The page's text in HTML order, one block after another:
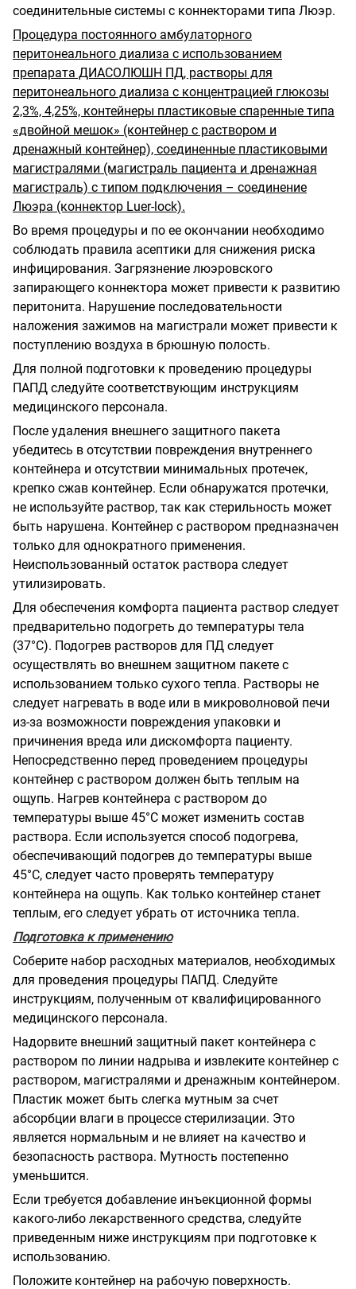
соединительные системы с коннекторами типа Люэр.
Процедура постоянного амбулаторного
перитонеального диализа с использованием
препарата ДИАСОЛЮШН ПД, растворы для
перитонеального диализа с концентрацией глюкозы
2,3%, 4,25%, контейнеры пластиковые спаренные типа
«двойной мешок» (контейнер с раствором и
дренажный контейнер), соединенные пластиковыми
магистралями (магистраль пациента и дренажная
магистраль) с типом подключения – соединение
Люэра (коннектор Luer-lock).
Во время процедуры и по ее окончании необходимо
соблюдать правила асептики для снижения риска
инфицирования. Загрязнение люэровского
запирающего коннектора может привести к развитию
перитонита. Нарушение последовательности
наложения зажимов на магистрали может привести к
поступлению воздуха в брюшную полость.
Для полной подготовки к проведению процедуры
ПАПД следуйте соответствующим инструкциям
медицинского персонала.
После удаления внешнего защитного пакета
убедитесь в отсутствии повреждения внутреннего
контейнера и отсутствии минимальных протечек,
крепко сжав контейнер. Если обнаружатся протечки,
не используйте раствор, так как стерильность может
быть нарушена. Контейнер с раствором предназначен
только для однократного применения.
Неиспользованный остаток раствора следует
утилизировать.
Для обеспечения комфорта пациента раствор следует
предварительно подогреть до температуры тела
(37°С). Подогрев растворов для ПД следует
осуществлять во внешнем защитном пакете с
использованием только сухого тепла. Растворы не
следует нагревать в воде или в микроволновой печи
из-за возможности повреждения упаковки и
причинения вреда или дискомфорта пациенту.
Непосредственно перед проведением процедуры
контейнер с раствором должен быть теплым на
ощупь. Нагрев контейнера с раствором до
температуры выше 45°С может изменить состав
раствора. Если используется способ подогрева,
обеспечивающий подогрев до температуры выше
45°С, следует часто проверять температуру
контейнера на ощупь. Как только контейнер станет
теплым, его следует убрать от источника тепла.
Подготовка к применению
Соберите набор расходных материалов, необходимых
для проведения процедуры ПАПД. Следуйте
инструкциям, полученным от квалифицированного
медицинского персонала.
Надорвите внешний защитный пакет контейнера с
раствором по линии надрыва и извлеките контейнер с
раствором, магистралями и дренажным контейнером.
Пластик может быть слегка мутным за счет
абсорбции влаги в процессе стерилизации. Это
является нормальным и не влияет на качество и
безопасность раствора. Мутность постепенно
уменьшится.
Если требуется добавление инъекционной формы
какого-либо лекарственного средства, следуйте
приведенным ниже инструкциям при подготовке к
использованию.
Положите контейнер на рабочую поверхность.